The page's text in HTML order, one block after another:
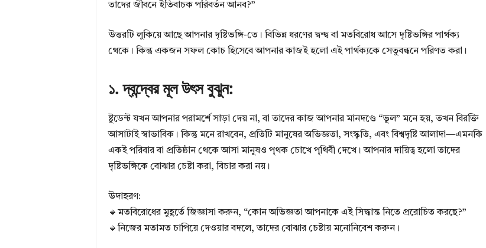
i
B
তাদের জীবনে ইতিবাচক পরিবর্তন আনব?”
উত্তরটি লুকিয়ে আছে আপনার দৃষ্টিভঙ্গি-তে। বিভিন্ন ধরণের দ্বন্দ্ব বা মতবিরোধ আসে দৃষ্টিভঙ্গির পার্থক্য
থেকে। কিন্তু একজন সফল কোচ হিসেবে আপনার কাজই হলো এই পার্থক্যকে সেতুবন্ধনে পরিণত করা।
১. দ্বন্দ্বের মূল উৎস বুঝুন:
ষ্টুডেন্ট যখন আপনার পরামর্শে সাড়া দেয় না, বা তাদের কাজ আপনার মানদণ্ডে “ভুল” মনে হয়, তখন বিরক্তি
আসাটাই স্বাভাবিক। কিন্তু মনে রাখবেন, প্রতিটি মানুষের অভিজ্ঞতা, সংস্কৃতি, এবং বিশ্বদৃষ্টি আলাদা—এমনকি
একই পরিবার বা প্রতিষ্ঠান থেকে আসা মানুষও পৃথক চোখে পৃথিবী দেখে। আপনার দায়িত্ব হলো তাদের
দৃষ্টিভঙ্গিকে বোঝার চেষ্টা করা, বিচার করা নয়।
উদাহরণ:
🔹মতবিরোধের মুহূর্তে জিজ্ঞাসা করুন, “কোন অভিজ্ঞতা আপনাকে এই সিদ্ধান্ত নিতে প্ররোচিত করছে?”
🔹নিজের মতামত চাপিয়ে দেওয়ার বদলে, তাদের বোঝার চেষ্টায় মনোনিবেশ করুন।